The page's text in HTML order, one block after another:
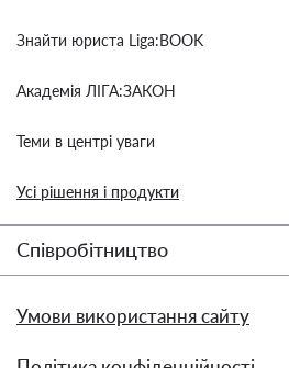
Знайти юриста Liga:BOOK
Академія ЛІГА:ЗАКОН
Теми в центрі уваги
Усі рішення і продукти
Співробітництво
Умови використання сайту